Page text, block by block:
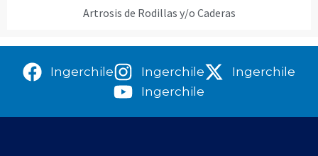
Artrosis de Rodillas y/o Caderas
Ingerchile Ingerchile
Ingerchile
Ingerchile